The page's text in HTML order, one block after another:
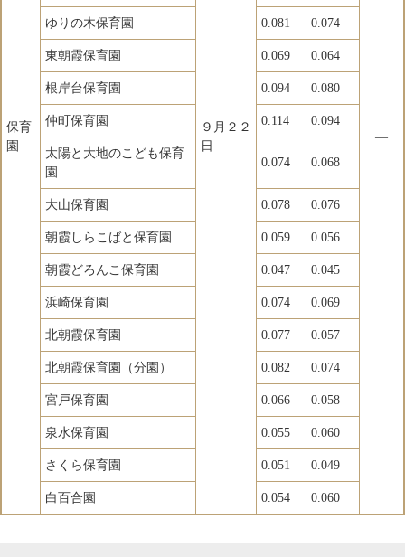
保育
園
９月２２
日
―
ゆりの木保育園 0.081 0.074
東朝霞保育園 0.069 0.064
根岸台保育園 0.094 0.080
仲町保育園 0.114 0.094
太陽と大地のこども保育
園
0.074 0.068
大山保育園 0.078 0.076
朝霞しらこばと保育園 0.059 0.056
朝霞どろんこ保育園 0.047 0.045
浜崎保育園 0.074 0.069
北朝霞保育園 0.077 0.057
北朝霞保育園（分園） 0.082 0.074
宮戸保育園 0.066 0.058
泉水保育園 0.055 0.060
さくら保育園 0.051 0.049
白百合園 0.054 0.060